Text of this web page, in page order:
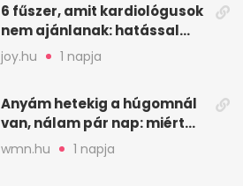
6 fűszer, amit kardiológusok
nem ajánlanak: hatással
lehet a vérnyomásra
joy.hu 1 napja
Anyám hetekig a húgomnál
van, nálam pár nap: miért
fáj ennyire?
wmn.hu 1 napja